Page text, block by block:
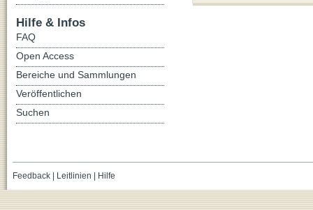
Hilfe & Infos
FAQ
Open Access
Bereiche und Sammlungen
Veröffentlichen
Suchen
Feedback| Leitlinien | Hilfe